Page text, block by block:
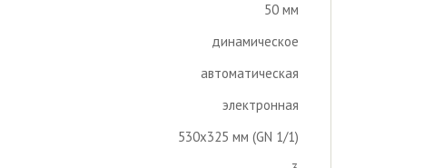
50 мм
динамическое
автоматическая
электронная
530х325 мм (GN 1/1)